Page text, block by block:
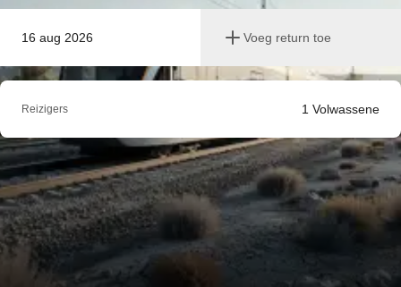
16 aug 2026 Voeg return toe
Reizigers 1 Volwassene